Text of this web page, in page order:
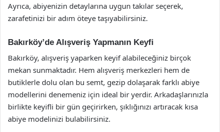
Ayrıca, abiyenizin detaylarına uygun takılar seçerek,
zarafetinizi bir adım öteye taşıyabilirsiniz.
Bakırköy’de Alışveriş Yapmanın Keyfi
Bakırköy, alışveriş yaparken keyif alabileceğiniz birçok
mekan sunmaktadır. Hem alışveriş merkezleri hem de
butiklerle dolu olan bu semt, gezip dolaşarak farklı abiye
modellerini denemeniz için ideal bir yerdir. Arkadaşlarınızla
birlikte keyifli bir gün geçirirken, şıklığınızı artıracak kısa
abiye modelinizi bulabilirsiniz.